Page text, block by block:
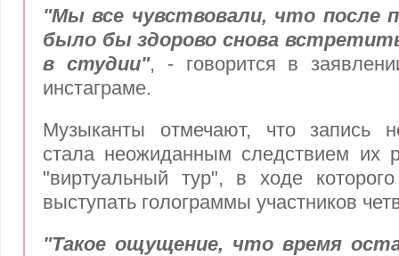
"Мы все чувствовали, что после
было бы здорово снова
в студии", - говорится в
инстаграме.
Музыканты отмечают, что запись
стала неожиданным следствием их
"виртуальный тур", в ходе
выступать голограммы участников
"Такое ощущение, что время